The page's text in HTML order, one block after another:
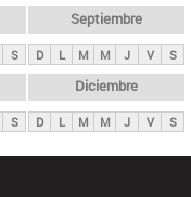
S
Septiembre
D L M M J V S
S
Diciembre
D L M M J V S